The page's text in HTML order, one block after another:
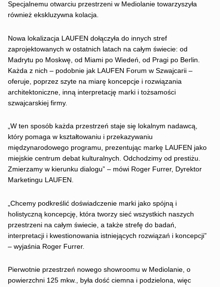
Specjalnemu otwarciu przestrzeni w Mediolanie towarzyszyła
również ekskluzywna kolacja.
Nowa lokalizacja LAUFEN dołączyła do innych stref
zaprojektowanych w ostatnich latach na całym świecie: od
Madrytu po Moskwę, od Miami po Wiedeń, od Pragi po Berlin.
Każda z nich – podobnie jak LAUFEN Forum w Szwajcarii –
oferuje, poprzez szyte na miarę koncepcje i rozwiązania
architektoniczne, inną interpretację marki i tożsamości
szwajcarskiej firmy.
„W ten sposób każda przestrzeń staje się lokalnym nadawcą,
który pomaga w kształtowaniu i przekazywaniu
międzynarodowego programu, prezentując markę LAUFEN jako
miejskie centrum debat kulturalnych. Odchodzimy od prestiżu.
Zmierzamy w kierunku dialogu” – mówi Roger Furrer, Dyrektor
Marketingu LAUFEN.
„Chcemy podkreślić doświadczenie marki jako spójną i
holistyczną koncepcję, która tworzy sieć wszystkich naszych
przestrzeni na całym świecie, a także strefę do badań,
interpretacji i kwestionowania istniejących rozwiązań i koncepcji”
– wyjaśnia Roger Furrer.
Pierwotnie przestrzeń nowego showroomu w Mediolanie, o
powierzchni 125 mkw., była dość ciemna i podzielona, więc